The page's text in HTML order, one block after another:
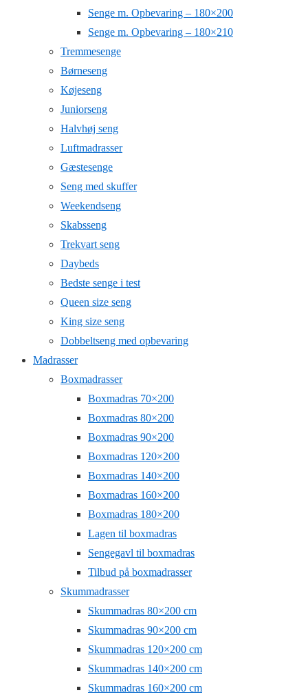
Senge m. Opbevaring – 180×200
Senge m. Opbevaring – 180×210
Tremmesenge
Børneseng
Køjeseng
Juniorseng
Halvhøj seng
Luftmadrasser
Gæstesenge
Seng med skuffer
Weekendseng
Skabsseng
Trekvart seng
Daybeds
Bedste senge i test
Queen size seng
King size seng
Dobbeltseng med opbevaring
Madrasser
Boxmadrasser
Boxmadras 70×200
Boxmadras 80×200
Boxmadras 90×200
Boxmadras 120×200
Boxmadras 140×200
Boxmadras 160×200
Boxmadras 180×200
Lagen til boxmadras
Sengegavl til boxmadras
Tilbud på boxmadrasser
Skummadrasser
Skummadras 80×200 cm
Skummadras 90×200 cm
Skummadras 120×200 cm
Skummadras 140×200 cm
Skummadras 160×200 cm